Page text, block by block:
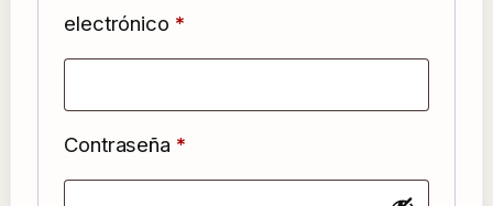
electrónico *Obligatorio
Contraseña *Obligatorio